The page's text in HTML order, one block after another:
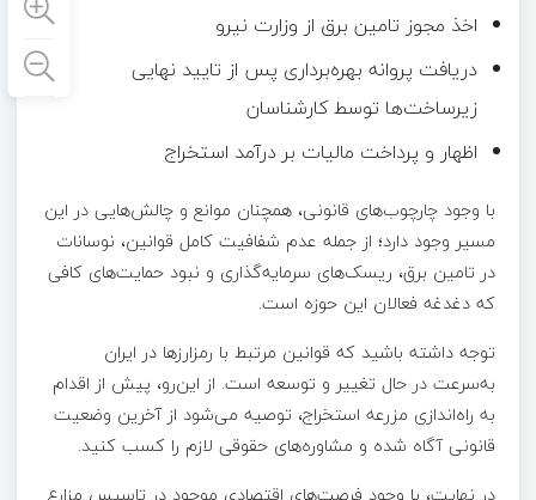
اخذ مجوز تامین برق از وزارت نیرو
دریافت پروانه بهره‌برداری پس از تایید نهایی
زیرساخت‌ها توسط کارشناسان
اظهار و پرداخت مالیات بر درآمد استخراج
با وجود چارچوب‌های قانونی، همچنان موانع و چالش‌هایی در این
مسیر وجود دارد؛ از جمله عدم شفافیت کامل قوانین، نوسانات
در تامین برق، ریسک‌های سرمایه‌گذاری و نبود حمایت‌های کافی
که دغدغه فعالان این حوزه است.
توجه داشته باشید که قوانین مرتبط با رمزارزها در ایران
به‌سرعت در حال تغییر و توسعه است. از این‌رو، پیش از اقدام
به راه‌اندازی مزرعه استخراج، توصیه می‌شود از آخرین وضعیت
قانونی آگاه شده و مشاوره‌های حقوقی لازم را کسب کنید.